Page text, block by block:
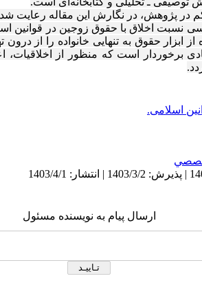
در پژوهش، در نگارش این مقاله رعایت
نسبت اخلاق با حقوق زوجین در قوانین
حقوق به تنهایی خانواده را از
برخوردار است که منظور از
.
اسلامی.
ارسال پیام به نویسنده مسئول